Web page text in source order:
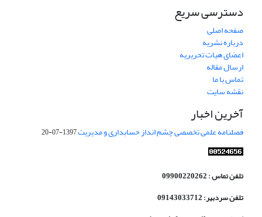
دسترسی سریع
صفحه اصلی
درباره نشریه
اعضای هیات تحریریه
ارسال مقاله
تماس با ما
نقشه سایت
آخرین اخبار
فصلنامه علمی تخصصی چشم انداز حسابداری و مدیریت1397-07-20
تلفن تماس : 09900220262
تلفن سردبیر: 09143033712